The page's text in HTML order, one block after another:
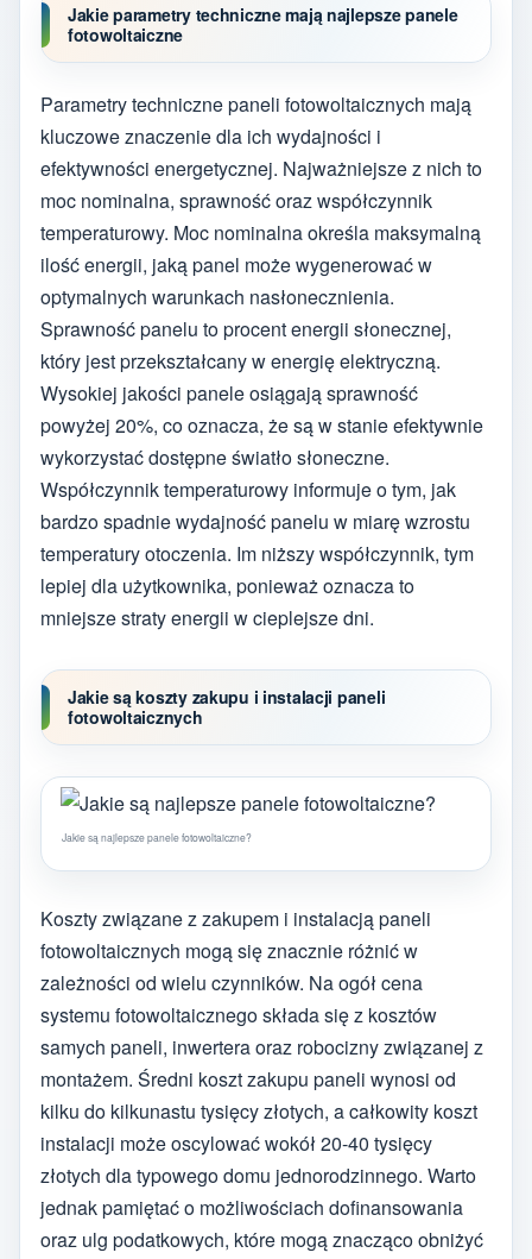
Jakie parametry techniczne mają najlepsze panele
fotowoltaiczne
Parametry techniczne paneli fotowoltaicznych mają
kluczowe znaczenie dla ich wydajności i
efektywności energetycznej. Najważniejsze z nich to
moc nominalna, sprawność oraz współczynnik
temperaturowy. Moc nominalna określa maksymalną
ilość energii, jaką panel może wygenerować w
optymalnych warunkach nasłonecznienia.
Sprawność panelu to procent energii słonecznej,
który jest przekształcany w energię elektryczną.
Wysokiej jakości panele osiągają sprawność
powyżej 20%, co oznacza, że są w stanie efektywnie
wykorzystać dostępne światło słoneczne.
Współczynnik temperaturowy informuje o tym, jak
bardzo spadnie wydajność panelu w miarę wzrostu
temperatury otoczenia. Im niższy współczynnik, tym
lepiej dla użytkownika, ponieważ oznacza to
mniejsze straty energii w cieplejsze dni.
Jakie są koszty zakupu i instalacji paneli
fotowoltaicznych
Jakie są najlepsze panele fotowoltaiczne?
Koszty związane z zakupem i instalacją paneli
fotowoltaicznych mogą się znacznie różnić w
zależności od wielu czynników. Na ogół cena
systemu fotowoltaicznego składa się z kosztów
samych paneli, inwertera oraz robocizny związanej z
montażem. Średni koszt zakupu paneli wynosi od
kilku do kilkunastu tysięcy złotych, a całkowity koszt
instalacji może oscylować wokół 20-40 tysięcy
złotych dla typowego domu jednorodzinnego. Warto
jednak pamiętać o możliwościach dofinansowania
oraz ulg podatkowych, które mogą znacząco obniżyć